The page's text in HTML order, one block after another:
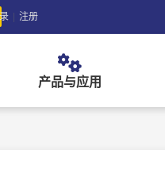
| 注册
产品与应用